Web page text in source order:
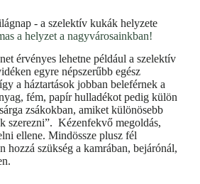
a helyzet a nagyvárosainkban!
érvényes lehetne például a szelektív
egyre népszerűbb egész
a háztartások jobban beleférnek a
fém, papír hulladékot pedig külön
zsákokban, amiket különösebb
szerezni”. Kézenfekvő megoldás,
ellene. Mindössze plusz fél
hozzá szükség a kamrában, bejárónál,